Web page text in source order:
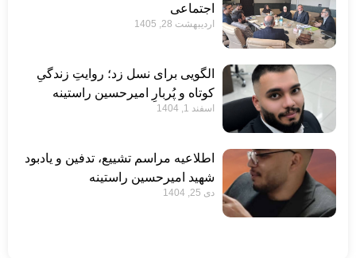
اجتماعی
اردیبهشت 28, 1405
الگویی برای نسل زد؛ روایتِ زندگیِ
کوتاه و پُربارِ امیرحسین راستینه
اسفند 1, 1404
اطلاعیه مراسم تشییع، تدفین و یادبود
شهید امیرحسین راستینه
دی 25, 1404